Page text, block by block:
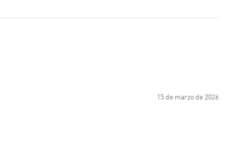
15 de marzo de 2026